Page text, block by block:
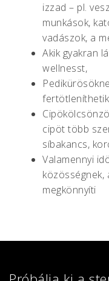
izzad – pl.
munkások,
vadászok, a
Akik gyakran
wellnesst,
cipöt több
síbakancs,
Valamennyi
közösségnek,
megkönnyíti